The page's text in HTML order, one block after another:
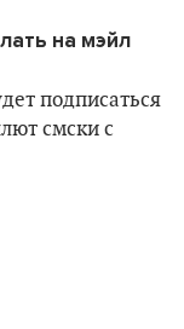
на мэйл
подписаться
смски с